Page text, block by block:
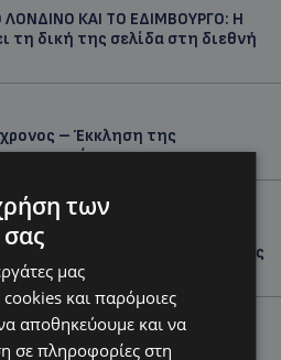
ΚΑΙ ΤΟ ΕΔΙΜΒΟΥΡΓΟ: Η
τη δική της σελίδα στη διεθνή
– Έκκληση της
εντοπισμό του
«Ευχάριστα νέα» για τους
2013 – Τι του ανακοίνωσε ο Νίκος
της Κυριακής -(Βίντεο)
Έτοιμοι για παραλία –
των
μας
και παρόμοιες
αποθηκεύουμε και να
σε πληροφορίες στη